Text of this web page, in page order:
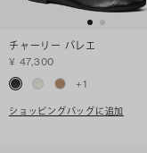
チャーリー バレエ
¥ 47,300
+1
ショッピングバッグに追加